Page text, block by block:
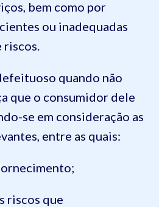
bem como por
ou inadequadas
quando não
que o consumidor dele
se em consideração as
entre as quais:
riscos que